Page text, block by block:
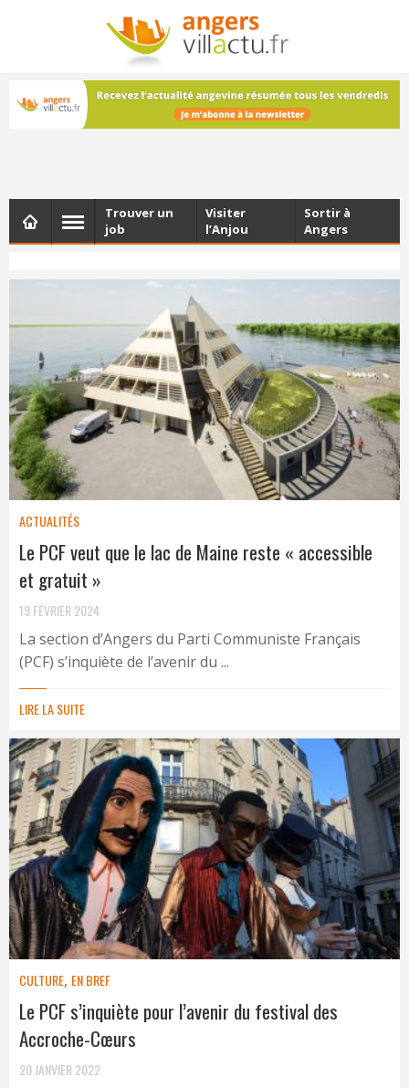
NEWSLETTER
Les dernières actualités d'Angers, chaque vendredi dans
votre boîte e-mail
Trouver un
job
Visiter
l’Anjou
Sortir à
Angers
ACTUALITÉS
Le PCF veut que le lac de Maine reste « accessible
et gratuit »
19 FÉVRIER 2024
La section d’Angers du Parti Communiste Français
(PCF) s’inquiète de l’avenir du ...
LIRE LA SUITE
CULTURE, EN BREF
Le PCF s’inquiète pour l’avenir du festival des
Accroche-Cœurs
20 JANVIER 2022